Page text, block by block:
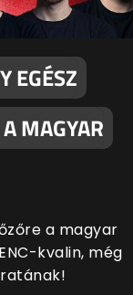
EGÉSZ
MAGYAR
a magyar
kvalin, még